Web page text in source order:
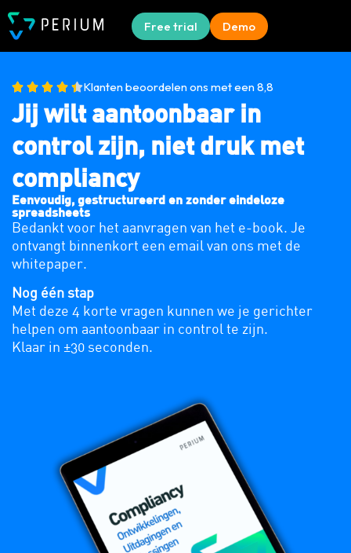
Free trial Demo
Klanten beoordelen ons met een 8,8
Jij wilt aantoonbaar in
control zijn, niet druk met
compliancy
Eenvoudig, gestructureerd en zonder eindeloze
spreadsheets
Bedankt voor het aanvragen van het e-book. Je
ontvangt binnenkort een email van ons met de
whitepaper.
Nog één stap
Met deze 4 korte vragen kunnen we je gerichter
helpen om aantoonbaar in control te zijn.
Klaar in ±30 seconden.